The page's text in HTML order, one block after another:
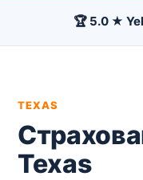
🏆 5.0 ★
TEXAS
Texas